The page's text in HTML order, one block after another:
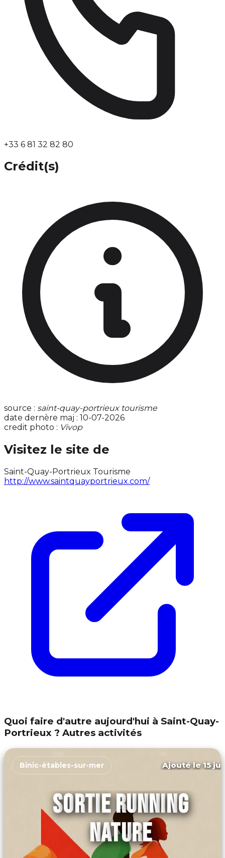
+33 6 81 32 82 80
Crédit(s)
source : saint-quay-portrieux tourisme
date dernère maj : 10-07-2026
credit photo : Vivop
Visitez le site de
Saint-Quay-Portrieux Tourisme
http://www.saintquayportrieux.com/
Quoi faire d'autre aujourd'hui à Saint-Quay-
Portrieux ? Autres activités
Binic-étables-sur-mer Ajouté le 15
SORTIE RUNNING
NATURE